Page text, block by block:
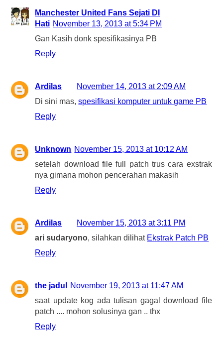
Manchester United Fans Sejati DI
Hati November 13, 2013 at 5:34 PM
Gan Kasih donk spesifikasinya PB
Reply
Ardilas
November 14, 2013 at 2:09 AM
Di sini mas,spesifikasi komputer untuk game PB
Reply
Unknown November 15, 2013 at 10:12 AM
setelah download file full patch trus cara exstrak
nya gimana mohon pencerahan makasih
Reply
Ardilas
November 15, 2013 at 3:11 PM
ari sudaryono, silahkan dilihat Ekstrak Patch PB
Reply
the jadul
November 19, 2013 at 11:47 AM
saat update kog ada tulisan gagal download file
patch .... mohon solusinya gan .. thx
Reply